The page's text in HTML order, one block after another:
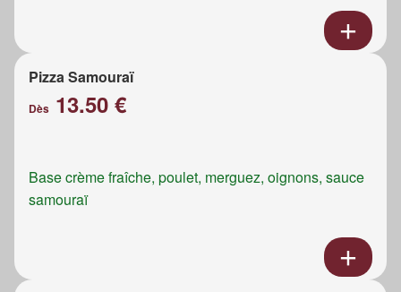
Pizza Samouraï
Dès 13.50 €
Base crème fraîche, poulet, merguez, oignons, sauce
samouraï